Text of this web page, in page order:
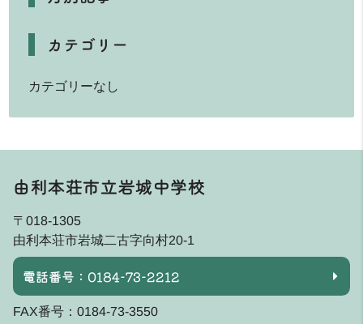
カテゴリー
カテゴリーなし
由利本荘市立岩城中学校
〒018-1305
由利本荘市岩城二古字向村20-1
電話番号：0184-73-2212
FAX番号：0184-73-3550